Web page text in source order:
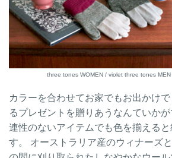
three tones WOMEN / violet three tones
カラーを合わせてお家でもお出かけ
るプレゼントを贈りあうなんていか
連性のないアイテムでも色を揃えると
す。 オーストラリア産のウィナーズ